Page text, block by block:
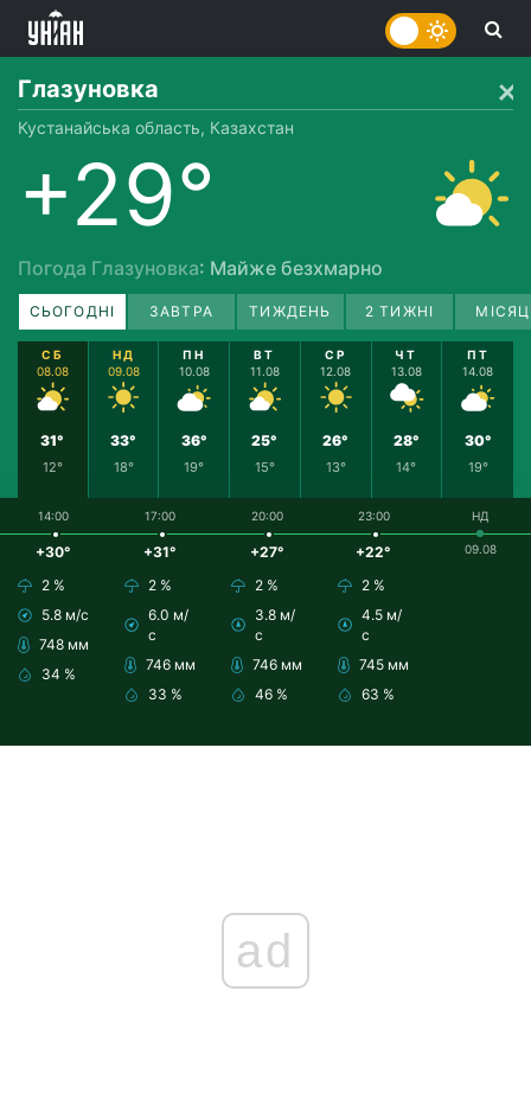
Глазуновка
Кустанайська область, Казахстан
+29°
Погода Глазуновка: Майже безхмарно
СЬОГОДНІ ЗАВТРА ТИЖДЕНЬ 2 ТИЖНІ
СБ
08.08
31°
12°
НД
09.08
33°
18°
ПН
10.08
36°
19°
ВТ
11.08
25°
15°
СР
12.08
26°
13°
ЧТ
13.08
28°
14°
ПТ
14.08
30°
19°
14:00
+30°
2 %
5.8 м/с
748 мм
34 %
17:00
+31°
2 %
6.0 м/
с
746 мм
33 %
20:00
+27°
2 %
3.8 м/
с
746 мм
46 %
23:00
+22°
2 %
4.5 м/
с
745 мм
63 %
НД
09.08
ad